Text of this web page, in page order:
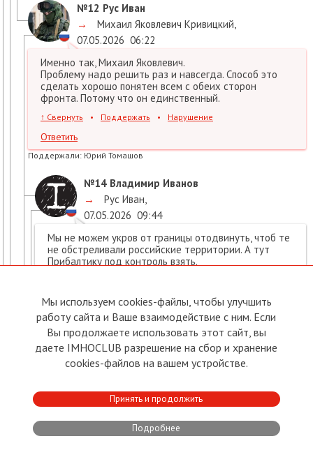
№12 Рус Иван
→
Михаил Яковлевич Кривицкий,
07.05.2026 06:22
Именно так, Михаил Яковлевич.
Проблему надо решить раз и навсегда. Способ это
сделать хорошо понятен всем с обеих сторон
фронта. Потому что он единственный.
↑ Свернуть • Поддержать • Нарушение
Ответить
Поддержали: Юрий Томашов
№14 Владимир Иванов
→
Рус Иван,
07.05.2026 09:44
Мы не можем укров от границы отодвинуть, чтоб те
не обстреливали российские территории. А тут
Прибалтику под контроль взять.
Ответить
№16Владимир Иванов
→ Владимир Иванов,
07.05.2026 10:04
Помимо нефтебазы, украинские дроны атаковали
пассажирский поезд в Латвии.
Огонь охватил машинное отделение,
эвакуированы около 60 человек.
Мы используем cookies-файлы, чтобы улучшить
работу сайта и Ваше взаимодействие с ним. Если
Вы продолжаете использовать этот сайт, вы
даете IMHOCLUB разрешение на сбор и хранение
cookies-файлов на вашем устройстве.
Принять и продолжить
Подробнее